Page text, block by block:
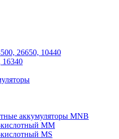
26650, 10440
16340
аккумуляторы MNB
MM
MS